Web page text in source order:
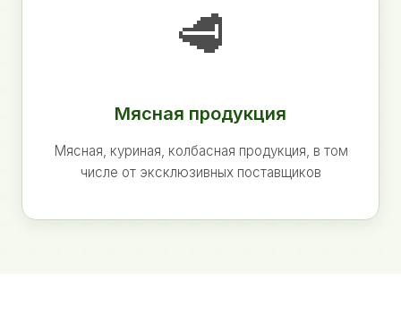
🥩
Мясная продукция
Мясная, куриная, колбасная продукция, в том
числе от эксклюзивных поставщиков